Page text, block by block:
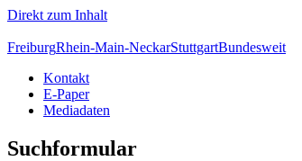
Direkt zum Inhalt
FreiburgRhein-Main-NeckarStuttgartBundesweit
Kontakt
E-Paper
Mediadaten
Suchformular